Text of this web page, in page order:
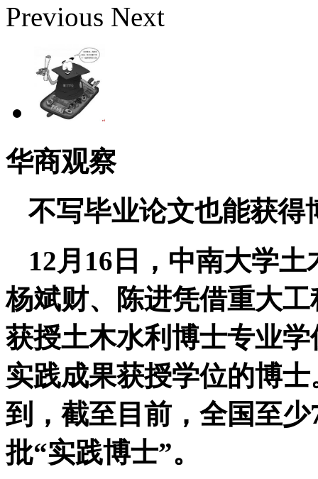
Previous Next
华商观察
不写毕业论文也能获得
12月16日，中南大学
杨斌财、陈进凭借重大
获授土木水利博士专业
实践成果获授学位的博
到，截至目前，全国至
批“实践博士”。